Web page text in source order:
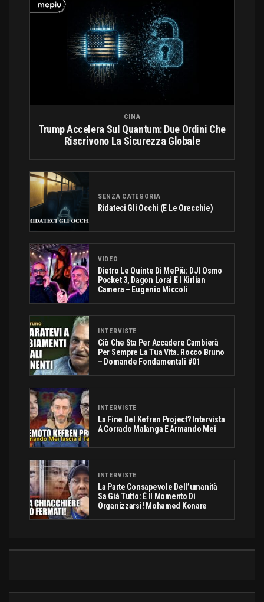
CINA
Trump Accelera Sul Quantum: Due Ordini Che
Riscrivono La Sicurezza Globale
SENZA CATEGORIA
Ridateci Gli Occhi (e Le Orecchie)
VIDEO
Dietro Le Quinte Di MePiù: DJI Osmo
Pocket 3, Dagon Lorai E I Kirlian
Camera – Eugenio Miccoli
INTERVISTE
Ciò Che Sta Per Accadere Cambierà
Per Sempre La Tua Vita. Rocco Bruno
– Domande Fondamentali #01
INTERVISTE
La Fine Del Kefren Project? Intervista
A Corrado Malanga E Armando Mei
INTERVISTE
La Parte Consapevole Dell’umanità
Sa Già Tutto: È Il Momento Di
Organizzarsi! Mohamed Konare